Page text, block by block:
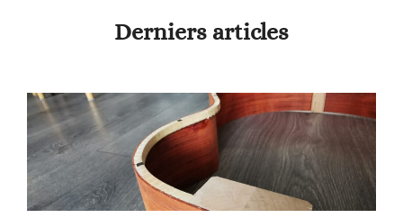
Derniers articles